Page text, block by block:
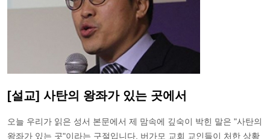
[설교] 사탄의 왕좌가 있는 곳에서
오늘 우리가 읽은 성서 본문에서 제 맘속에 깊숙이 박힌 말은 "사탄의
왕좌가 있는 곳"이라는 구절입니다. 버가모 교회 교인들이 처한 상황